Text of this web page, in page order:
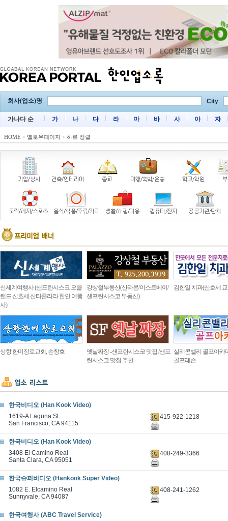
회사(업소)명 City
가나다 순 가 나 다 라 마 바 사 아 자
HOME > 옐로우페이지 > 하로 정렬
신세계여행사 (샌프란시스코 오클
랜드 산호세 산타클라라 한인 여행
사)
강상철부동산(산라몬/이스트베이/
샌프란시스코 부동산)
김한일 치과(산호세
상항 한미장로교회, 손창호
옛날짜장 -샌프란시스코 맛집 /샌프
란시스코 맛집 추천
실리콘밸리 골프아카
골프레슨
한국비디오 (Han Kook Video)
1619-A Laguna St.
San Francisco, CA 94115
415-922-1218
한국비디오 (Han Kook Video)
3408 El Camino Real
Santa Clara, CA 95051
408-249-3366
한국슈퍼비디오 (Hankook Super Video)
1082 E. Elcamino Real
Sunnyvale, CA 94087
408-241-1262
한국여행사 (ABC Travel Service)